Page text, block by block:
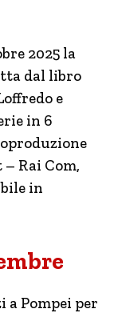
2025 la
dal libro
e
in 6
Rai Com,
in
a Pompei per